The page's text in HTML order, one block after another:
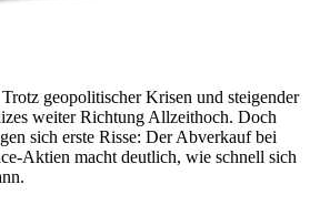
geopolitischer Krisen und steigender
weiter Richtung Allzeithoch. Doch
sich erste Risse: Der Abverkauf bei
Aktien macht deutlich, wie schnell sich